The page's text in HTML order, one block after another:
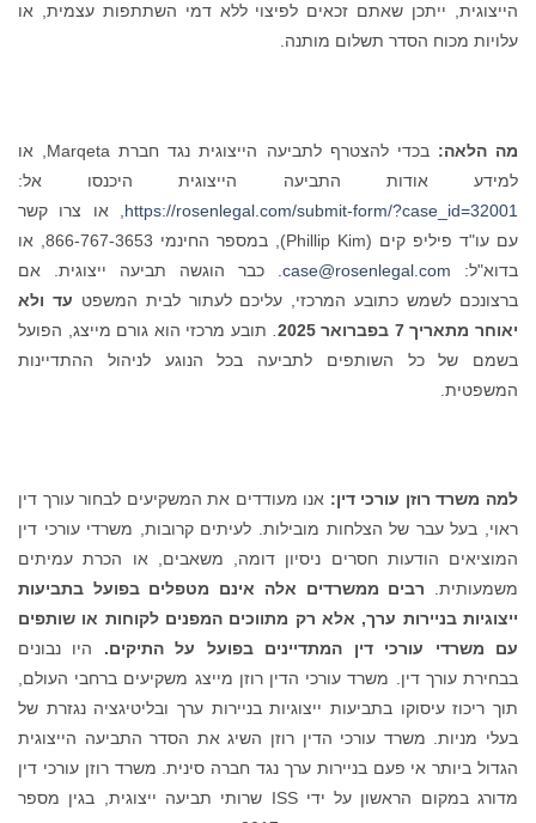
הייצוגית, ייתכן שאתם זכאים לפיצוי ללא דמי השתתפות עצמית, או
עלויות מכוח הסדר תשלום מותנה.
מה הלאה:
בכדי להצטרף לתביעה הייצוגית נגד חברת Marqeta, או
למידע אודות התביעה הייצוגית היכנסו אל:
https://rosenlegal.com/submit-form/?case_id=32001 , או צרו קשר
עם עו"ד פיליפ קים (Phillip Kim), במספר החינמי 866-767-3653, או
בדוא"ל: case@rosenlegal.com . כבר הוגשה תביעה ייצוגית. אם
ברצונכם לשמש כתובע המרכזי, עליכם לעתור לבית המשפט עד ולא
יאוחר מתאריך 7 בפברואר 2025
תובע מרכזי הוא גורם מייצג, הפועל
בשמם של כל השותפים לתביעה בכל הנוגע לניהול ההתדיינות
המשפטית.
למה משרד רוזן עורכי דין: אנו מעודדים את המשקיעים לבחור עורך דין
ראוי, בעל עבר של הצלחות מובילות. לעיתים קרובות, משרדי עורכי דין
המוציאים הודעות חסרים ניסיון דומה, משאבים, או הכרת עמיתים
משמעותית. רבים ממשרדים אלה אינם מטפלים בפועל בתביעות
ייצוגיות בניירות ערך, אלא רק מתווכים המפנים לקוחות או שותפים
עם משרדי עורכי דין המתדיינים בפועל על התיקים. היו נבונים
בבחירת עורך דין. משרד עורכי הדין רוזן מייצג משקיעים ברחבי העולם,
תוך ריכוז עיסוקו בתביעות ייצוגיות בניירות ערך ובליטיגציה נגזרת של
בעלי מניות. משרד עורכי הדין רוזן השיג את הסדר התביעה הייצוגית
הגדול ביותר אי פעם בניירות ערך נגד חברה סינית. משרד רוזן עורכי דין
מדורג במקום הראשון על ידי ISS שרותי תביעה ייצוגית, בגין מספר